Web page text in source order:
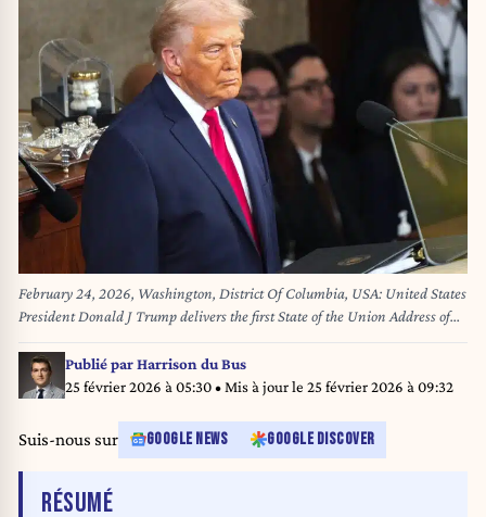
February 24, 2026, Washington, District Of Columbia, USA: United States
President Donald J Trump delivers the first State of the Union Address of
his second term to a joint session of the US Congress in the US House
Chamber in the US Capitol in Washington, DC, USA, on Tuesday,
February 24, 2024 (Credit Image: © Andrew Thomas/CNP via ZUMA
Publié parHarrison du Bus
25 février 2026 à 05:30• Mis à jour le 25 février 2026 à 09:32
Suis-nous sur GOOGLE NEWS GOOGLE DISCOVER
RÉSUMÉDE L'ARTICLE